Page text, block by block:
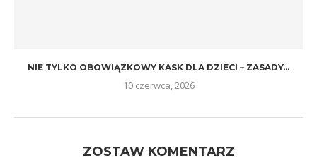
NIE TYLKO OBOWIĄZKOWY KASK DLA DZIECI – ZASADY...
10 czerwca, 2026
ZOSTAW KOMENTARZ